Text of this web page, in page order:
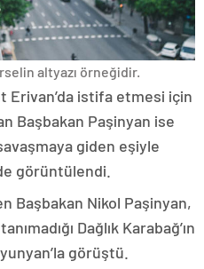
altyazı örneğidir.
Erivan’da istifa etmesi için
Başbakan Paşinyan ise
giden eşiyle
görüntülendi.
Başbakan Nikol Paşinyan,
Dağlık Karabağ’ın
görüştü.